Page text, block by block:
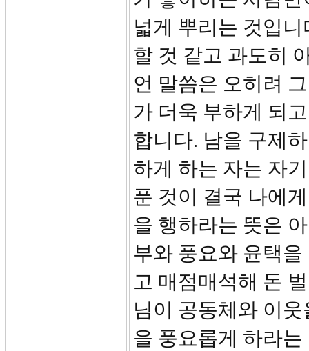
넓게 뿌리는 것입
할 것 같고 과도히
언 말씀은 오히려
가 더욱 부하게 되
합니다. 남을 구제
하게 하는 자는 자
푼 것이 결국 나에
을 행하라는 뜻은
부와 풍요와 윤택
고 매점매석해 돈
님이 공동체와 이
을 풍요롭게 하라